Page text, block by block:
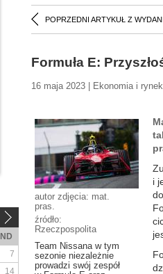
POPRZEDNI ARTYKUŁ Z
Formuła E:
16 maja 2023 | Ekonomia i
autor zdjęcia: mat.
pras.
źródło:
Rzeczpospolita
Team Nissana w tym
sezonie niezależnie
prowadzi swój zespół
i
ND
7
14